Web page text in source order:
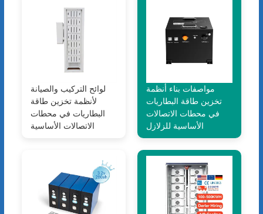
لوائح التركيب والصيانة
لأنظمة تخزين طاقة
البطاريات في محطات
الاتصالات الأساسية
مواصفات بناء أنظمة
تخزين طاقة البطاريات
في محطات الاتصالات
الأساسية للزلازل